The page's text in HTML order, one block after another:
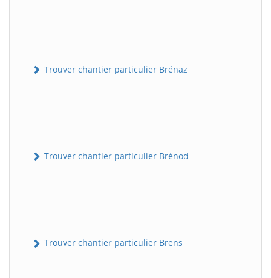
Trouver chantier particulier Brénaz
Trouver chantier particulier Brénod
Trouver chantier particulier Brens